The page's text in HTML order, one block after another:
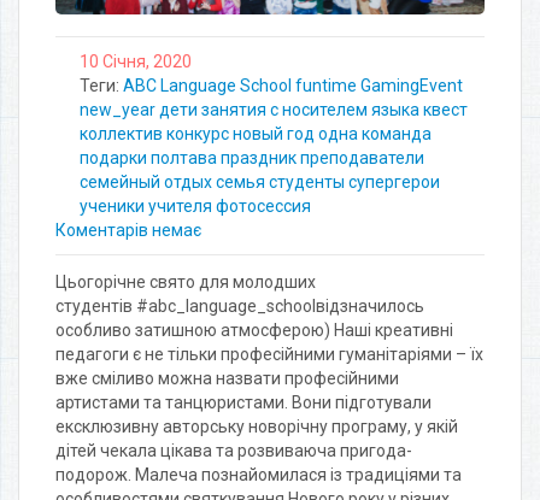
10 Січня, 2020
Теги: ABC Language School funtime GamingEvent
new_year дети занятия с носителем языка квест
коллектив конкурсновый год одна команда
подарки полтава праздникпреподаватели
семейный отдыхсемья студенты супергерои
ученики учителя фотосессия
Коментарів немає
Цьогорічне свято для молодших
студентів #abc_language_schoolвідзначилось
особливо затишною атмосферою) Наші креативні
педагоги є не тільки професійними гуманітаріями – їх
вже сміливо можна назвати професійними
артистами та танцюристами. Вони підготували
ексклюзивну авторську новорічну програму, у якій
дітей чекала цікава та розвиваюча пригода-
подорож. Малеча познайомилася із традиціями та